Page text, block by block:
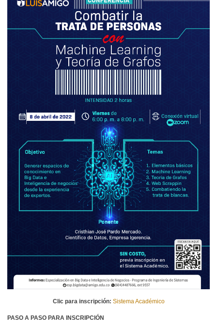
Clic para inscripción: Sistema Académico
PASO A PASO PARA INSCRIPCIÓN